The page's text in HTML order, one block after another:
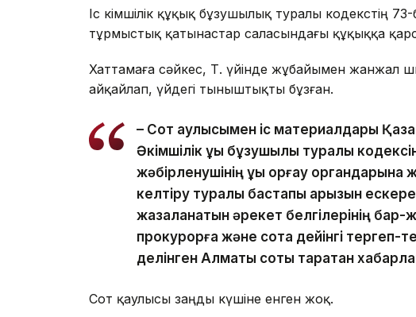
Іс Әкімшілік құқық бұзушылық туралы кодекстің
тұрмыстық қатынастар саласындағы құқыққа
Хаттамаға сәйкес, Т. үйінде жұбайымен жанжал
айқайлап, үйдегі тыныштықты бұзған.
– Сот қаулысымен іс материалдары
Әкімшілік құқық бұзушылық туралы
жәбірленушінің құқық қорғау
келтіру туралы бастапқы арызын
жазаланатын әрекет белгілерінің бар-
прокурорға және сотқа дейінгі
делінген Алматы соты таратқан
Сот қаулысы заңды күшіне енген жоқ.